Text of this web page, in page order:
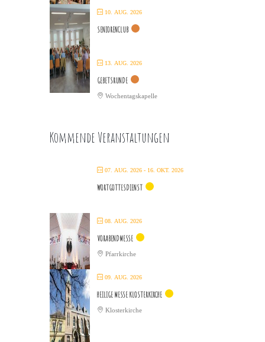
10. AUG. 2026
SENIORENCLUB
13. AUG. 2026
GEBETSRUNDE
Wochentagskapelle
Kommende Veranstaltungen
07. AUG. 2026 - 16. OKT. 2026
WORTGOTTESDIENST
08. AUG. 2026
VORABENDMESSE
Pfarrkirche
09. AUG. 2026
HEILIGE MESSE KLOSTERKIRCHE
Klosterkirche